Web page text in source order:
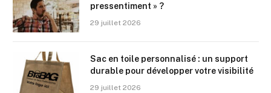
pressentiment » ?
29 juillet 2026
Sac en toile personnalisé : un support
durable pour développer votre visibilité
29 juillet 2026